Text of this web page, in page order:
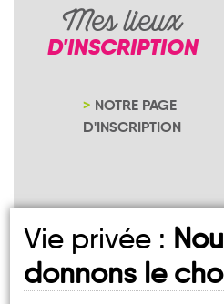
Mes lieux
D'INSCRIPTION
NOTRE PAGE
D'INSCRIPTION
Vie privée :
donnons le